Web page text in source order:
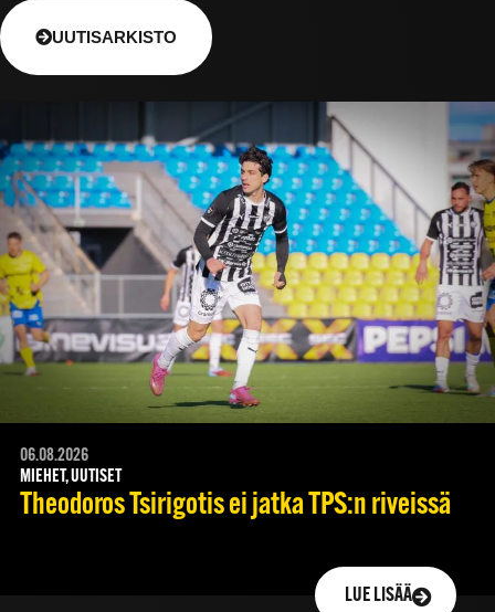
UUTISARKISTO
06.08.2026
MIEHET, UUTISET
Theodoros Tsirigotis ei jatka TPS:n riveissä
LUE LISÄÄ